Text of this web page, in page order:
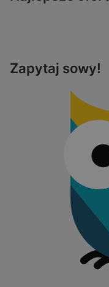
Zapytaj sowy!